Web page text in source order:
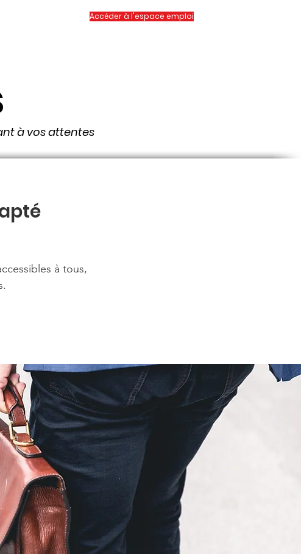
Accéder à l'espace emploi
à vos attentes
à tous,